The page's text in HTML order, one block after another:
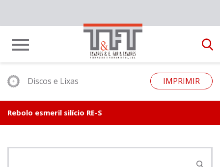
Discos e Lixas IMPRIMIR
Rebolo esmeril silício RE-S